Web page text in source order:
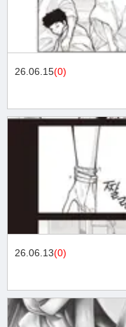
26.06.15(0)
26.06.13(0)